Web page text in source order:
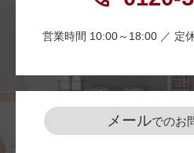
営業時間 10:00～18:00 ／ 定
メールでのお